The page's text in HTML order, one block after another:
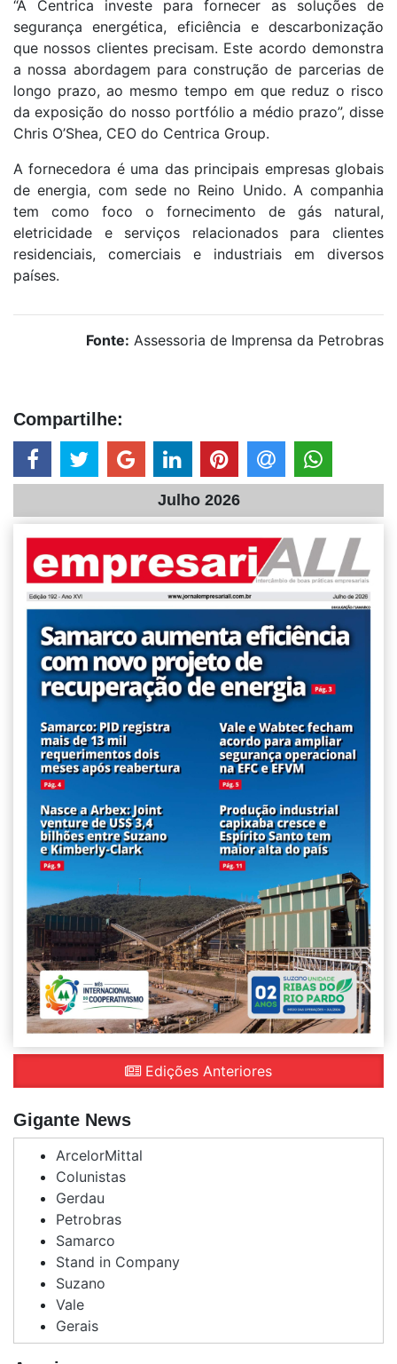
“A Centrica investe para fornecer as soluções de
segurança energética, eficiência e descarbonização
que nossos clientes precisam. Este acordo demonstra
a nossa abordagem para construção de parcerias de
longo prazo, ao mesmo tempo em que reduz o risco
da exposição do nosso portfólio a médio prazo”, disse
Chris O’Shea, CEO do Centrica Group.
A fornecedora é uma das principais empresas globais
de energia, com sede no Reino Unido. A companhia
tem como foco o fornecimento de gás natural,
eletricidade e serviços relacionados para clientes
residenciais, comerciais e industriais em diversos
países.
Fonte: Assessoria de Imprensa da Petrobras
Compartilhe:
Julho 2026
Edições Anteriores
Gigante News
ArcelorMittal
Colunistas
Gerdau
Petrobras
Samarco
Stand in Company
Suzano
Vale
Gerais